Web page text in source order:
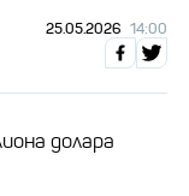
25.05.2026 14:00
долара